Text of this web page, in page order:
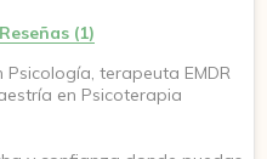
(1)
Psicología, terapeuta EMDR
en Psicoterapia